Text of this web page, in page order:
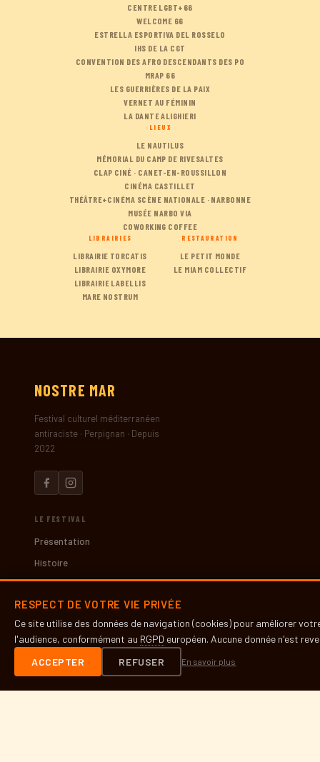
CENTRE LGBT+66
WELCOME 66
ESTRELLA ESPORTIVA DEL ROSSELO
IHS DE LA CGT
CONVENTION DES AFRO DESCENDANTS DES PO
MRAP 66
LES GUERRIÈRES DE LA PAIX
VERNET AU FÉMININ
LA DANTE ALIGHIERI
LIEUX
LE NAUTILUS
MÉMORIAL DU CAMP DE RIVESALTES
CLAP CINÉ · CANET-EN-ROUSSILLON
CINÉMA CASTILLET
THÉÂTRE+CINÉMA SCÈNE NATIONALE · NARBONNE
MUSÉE NARBO VIA
COWORKING COFFEE
LIBRAIRIES
LIBRAIRIE TORCATIS
LIBRAIRIE OXYMORE
LIBRAIRIE LABELLIS
MARE NOSTRUM
RESTAURATION
LE PETIT MONDE
LE MIAM COLLECTIF
NOSTRE MAR
Festival culturel méditerranéen
antiraciste · Perpignan · Depuis
2022
LE FESTIVAL
Présentation
Histoire
Partenaires
Presse
INFOS PRATIQUES
Contact
RESPECT DE VOTRE VIE PRIVÉE
Ce site utilise des données de navigation (cookies) pour améliorer
l'audience, conformément au RGPD européen. Aucune donnée n'est
ACCEPTER
REFUSER En savoir plus